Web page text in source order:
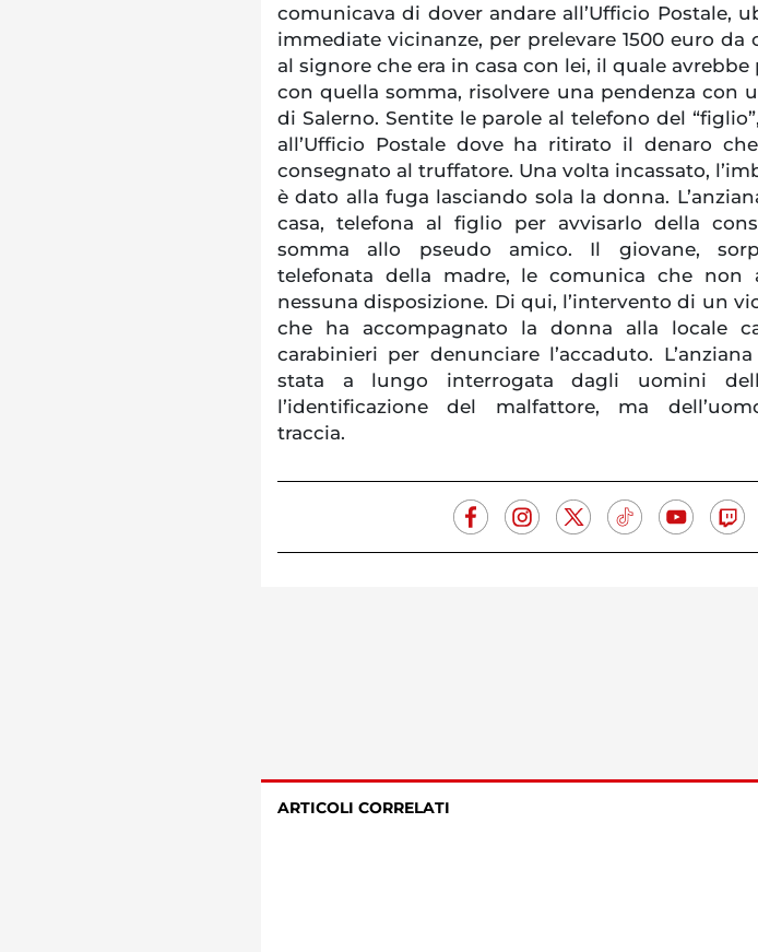
comunicava di dover andare all’Ufficio Postale,
immediate vicinanze, per prelevare 1500 euro da
al signore che era in casa con lei, il quale
con quella somma, risolvere una pendenza con
di Salerno. Sentite le parole al telefono del
all’Ufficio Postale dove ha ritirato il denaro
consegnato al truffatore. Una volta incassato,
è dato alla fuga lasciando sola la donna.
casa, telefona al figlio per avvisarlo della
somma allo pseudo amico. Il giovane,
telefonata della madre, le comunica che non
nessuna disposizione. Di qui, l’intervento di un
che ha accompagnato la donna alla locale
carabinieri per denunciare l’accaduto.
stata a lungo interrogata dagli uomini
l’identificazione del malfattore, ma
traccia.
ARTICOLI CORRELATI